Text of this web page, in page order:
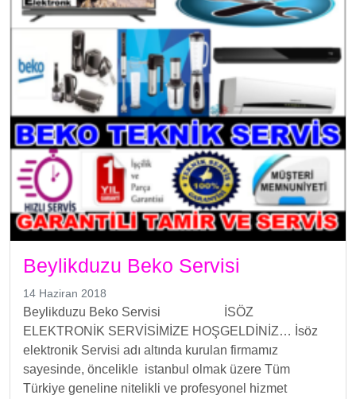
Beylikduzu Beko Servisi
14 Haziran 2018
Beylikduzu Beko Servisi İSÖZ
ELEKTRONİK SERVİSİMİZE HOŞGELDİNİZ… İsöz
elektronik Servisi adı altında kurulan firmamız
sayesinde, öncelikle istanbul olmak üzere Tüm
Türkiye geneline nitelikli ve profesyonel hizmet